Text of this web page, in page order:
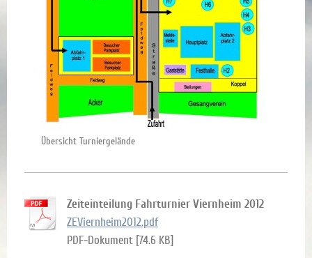
Übersicht Turniergelände
Zeiteinteilung Fahrturnier Viernheim 2012
ZEViernheim2012.pdf
PDF-Dokument [74.6 KB]